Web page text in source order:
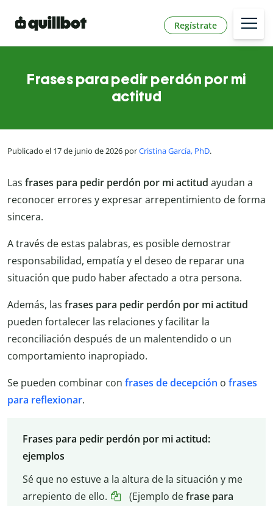
Regístrate
Frases para pedir perdón por mi
actitud
Publicado el 17 de junio de 2026 porCristina García, PhD.
Las frases para pedir perdón por mi actitud ayudan a
reconocer errores y expresar arrepentimiento de forma
sincera.
A través de estas palabras, es posible demostrar
responsabilidad, empatía y el deseo de reparar una
situación que pudo haber afectado a otra persona.
Además, las frases para pedir perdón por mi actitud
pueden fortalecer las relaciones y facilitar la
reconciliación después de un malentendido o un
comportamiento inapropiado.
Se pueden combinar con frases de decepción o frases
para reflexionar.
Frases para pedir perdón por mi actitud:
ejemplos
Sé que no estuve a la altura de la situación y me
arrepiento de ello.
(Ejemplo defrase para